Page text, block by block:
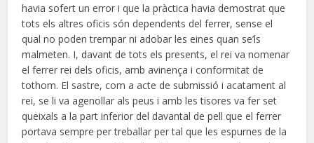
havia sofert un error i que la pràctica havia demostrat que
tots els altres oficis són dependents del ferrer, sense el
qual no poden trempar ni adobar les eines quan se’ls
malmeten. I, davant de tots els presents, el rei va nomenar
el ferrer rei dels oficis, amb avinença i conformitat de
tothom. El sastre, com a acte de submissió i acatament al
rei, se li va agenollar als peus i amb les tisores va fer set
queixals a la part inferior del davantal de pell que el ferrer
portava sempre per treballar per tal que les espurnes de la